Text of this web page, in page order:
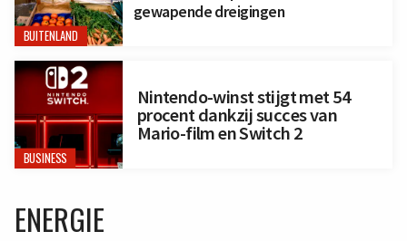
BUITENLAND
gewapende dreigingen
BUSINESS
Nintendo-winst stijgt met 54
procent dankzij succes van
Mario-film en Switch 2
ENERGIE